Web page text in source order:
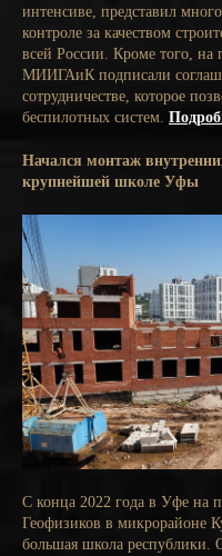
интенсиве, представил
контроле за качеством
всей России. Кроме того, на
МИИГАиК подписали
сотрудничестве, которое
беспилотных систем.
Начался монтаж
крупнейшей школе Уфы
С конца 2022 года в Уфе на
Геофизиков в микрорайоне
большая школа республики.